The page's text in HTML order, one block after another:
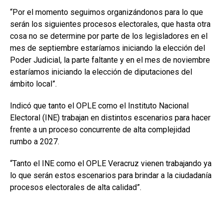
“Por el momento seguimos organizándonos para lo que
serán los siguientes procesos electorales, que hasta otra
cosa no se determine por parte de los legisladores en el
mes de septiembre estaríamos iniciando la elección del
Poder Judicial, la parte faltante y en el mes de noviembre
estaríamos iniciando la elección de diputaciones del
ámbito local”.
Indicó que tanto el OPLE como el Instituto Nacional
Electoral (INE) trabajan en distintos escenarios para hacer
frente a un proceso concurrente de alta complejidad
rumbo a 2027.
“Tanto el INE como el OPLE Veracruz vienen trabajando ya
lo que serán estos escenarios para brindar a la ciudadanía
procesos electorales de alta calidad”.